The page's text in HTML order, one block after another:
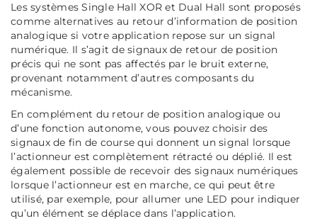
Les systèmes Single Hall XOR et Dual Hall sont proposés
comme alternatives au retour d’information de position
analogique si votre application repose sur un signal
numérique. Il s’agit de signaux de retour de position
précis qui ne sont pas affectés par le bruit externe,
provenant notamment d’autres composants du
mécanisme.
En complément du retour de position analogique ou
d’une fonction autonome, vous pouvez choisir des
signaux de fin de course qui donnent un signal lorsque
l’actionneur est complètement rétracté ou déplié. Il est
également possible de recevoir des signaux numériques
lorsque l’actionneur est en marche, ce qui peut être
utilisé, par exemple, pour allumer une LED pour indiquer
qu’un élément se déplace dans l’application.